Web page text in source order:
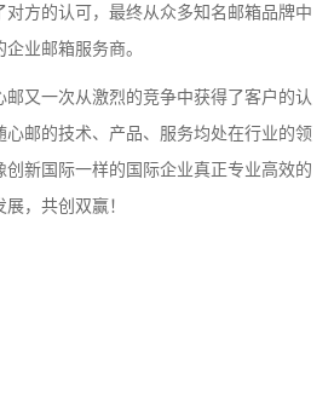
方的认可，最终从众多知名邮箱品牌中
业邮箱服务商。
又一次从激烈的竞争中获得了客户的认
心邮的技术、产品、服务均处在行业的领
创新国际一样的国际企业真正专业高效的
，共创双赢！